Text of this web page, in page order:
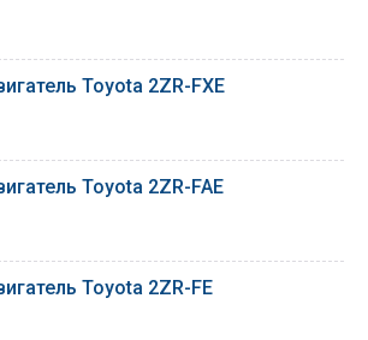
Toyota 2ZR-FXE
Toyota 2ZR-FAE
Toyota 2ZR-FE